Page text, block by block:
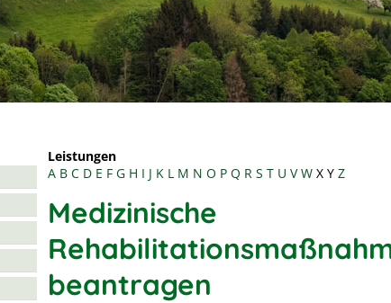
Leistungen
A B C D E F G H I J K L M N O P Q R S T U V W X Y Z
Medizinische
beantragen